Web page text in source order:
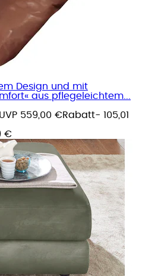
Design und mit
aus pflegeleichtem...
UVP 559,00 €Rabatt- 105,01
€